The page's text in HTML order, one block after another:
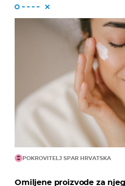
POKROVITELJ SPAR HRVATSKA
Omiljene proizvode za